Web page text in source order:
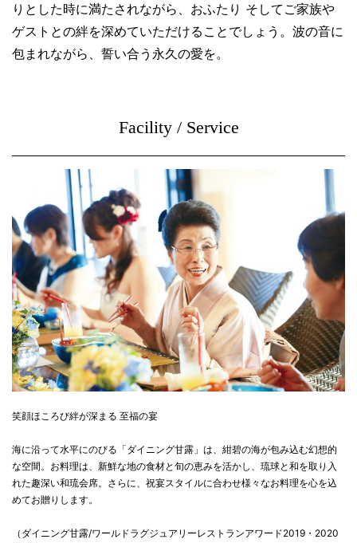
りとした時に満たされながら、おふたり そしてご家族や
ゲストとの絆を深めていただけることでしょう。波の音に
包まれながら、誓い合う永久の愛を。
Facility / Service
笑顔ほころび絆が深まる 至福の宴
海に沿って水平にのびる「ダイニング甘露」は、紺碧の海が包み込む幻想的
な空間。お料理は、新鮮な地の食材と旬の恵みを活かし、琉球と和を取り入
れた趣深い和琉会席。さらに、祝宴スタイルに合わせ様々なお料理を心を込
めてお贈りします。
（ダイニング甘露/ワールドラグジュアリーレストランアワード2019・2020